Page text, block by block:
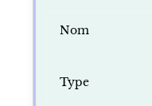
Nom
Type